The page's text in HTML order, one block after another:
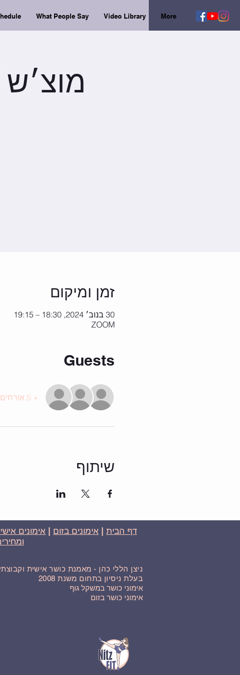
What People Say Video Library More
זמן ומיקום
30 בנוב׳ 2024, 18:30 – 19:15
ZOOM
Guests
+ 5 אורחים אחרים
שיתוף
דף הבית אימונים בזום אימונים
ניצן הללי כהן - מאמנת כושר אישית
בעלת ניסיון בתחום משנת 2008
אימוני כושר במשקל גוף
אימוני כושר בזום